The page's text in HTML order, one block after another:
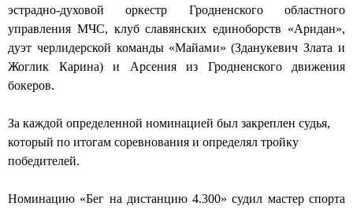
эстрадно-духовой оркестр Гродненского областного
управления МЧС, клуб славянских единоборств «Аридан»,
дуэт черлидерской команды «Майами» (Зданукевич Злата и
Жоглик Карина) и Арсения из Гродненского движения
бокеров.
За каждой определенной номинацией был закреплен судья,
который по итогам соревнования и определял тройку
победителей.
Номинацию «Бег на дистанцию 4.300» судил мастер спорта